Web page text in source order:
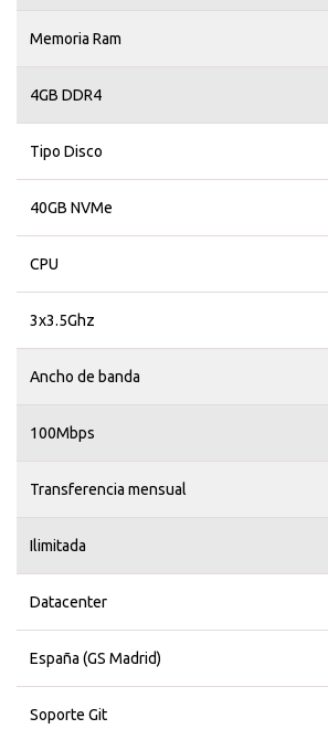
Memoria Ram
4GB DDR4
Tipo Disco
40GB NVMe
CPU
3x3.5Ghz
Ancho de banda
100Mbps
Transferencia mensual
Ilimitada
Datacenter
España (GS Madrid)
Soporte Git